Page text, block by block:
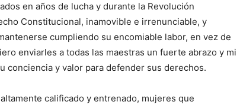
en años de lucha y durante la Revolución
Constitucional, inamovible e irrenunciable, y
cumpliendo su encomiable labor, en vez de
enviarles a todas las maestras un fuerte abrazo y mi
conciencia y valor para defender sus derechos.
calificado y entrenado, mujeres que